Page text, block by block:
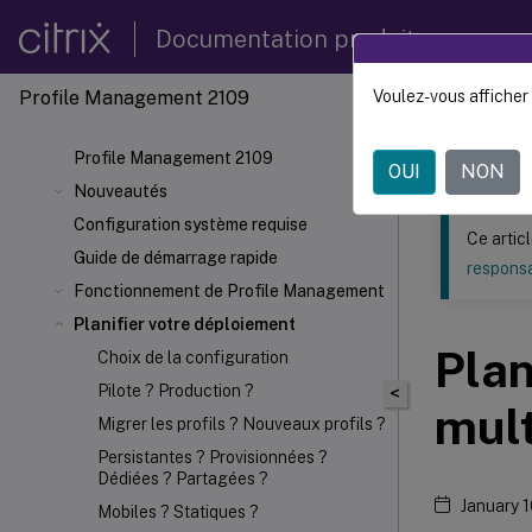
Documentation produit
Profile Management 2109
Profile Management 2109
Nouveautés
Configuration système requise
Guide de démarrage rapide
Fonctionnement de Profile Management
Planifier votre déploiement
Choix de la configuration
Pilote ? Production ?
Migrer les profils ? Nouveaux profils ?
Persistantes ? Provisionnées ?
Dédiées ? Partagées ?
Mobiles ? Statiques ?
Ce contenu a
Profile
<
Ce
January
Voulez-vous
OUI NON